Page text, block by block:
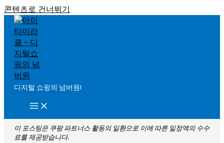
콘텐츠로 건너뛰기
디지털 쇼핑의 넘버원!
이 포스팅은 쿠팡 파트너스 활동의 일환으로 이에 따른 일정액의 수수
료를 제공받습니다.